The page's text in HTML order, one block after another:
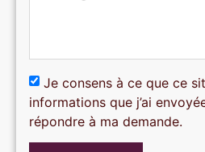
Je consens à ce que ce
informations que j’ai
répondre à ma demande.